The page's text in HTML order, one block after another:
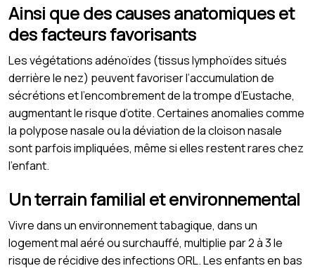
Ainsi que des causes anatomiques et
des facteurs favorisants
Les végétations adénoïdes (tissus lymphoïdes situés
derrière le nez) peuvent favoriser l’accumulation de
sécrétions et l’encombrement de la trompe d’Eustache,
augmentant le risque d’otite. Certaines anomalies comme
la polypose nasale ou la déviation de la cloison nasale
sont parfois impliquées, même si elles restent rares chez
l’enfant.
Un terrain familial et environnemental
Vivre dans un environnement tabagique, dans un
logement mal aéré ou surchauffé, multiplie par 2 à 3 le
risque de récidive des infections ORL. Les enfants en bas